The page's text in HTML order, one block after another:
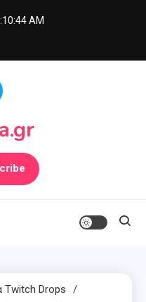
AM
Twitch Drops